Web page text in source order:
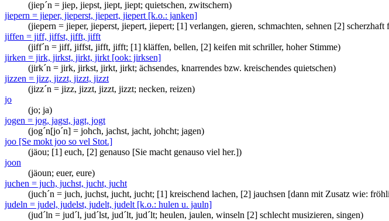
(jiep´n = jiep, jiepst, jiept, jiept; quietschen, zwitschern)
jiepern = jieper, jieperst, jiepert, jiepert [k.o.: janken]
(jiepern = jieper, jieperst, jiepert, jiepert; [1] verlangen, gieren, schmachten, sehnen [2]
jiffen = jiff, jiffst, jifft, jifft
(jiff´n = jiff, jiffst, jifft, jifft; [1] kläffen, bellen, [2] keifen mit schriller, hoher Stimme)
jirken = jirk, jirkst, jirkt, jirkt [ook: jirksen]
(jirk´n = jirk, jirkst, jirkt, jirkt; ächsendes, knarrendes bzw. kreischendes quietschen)
jizzen = jizz, jizzt, jizzt, jizzt
(jizz´n = jizz, jizzt, jizzt, jizzt; necken, reizen)
jo
(jo; ja)
jogen = jog, jagst, jagt, jogt
(jog´n[jo´n] = johch, jachst, jacht, johcht; jagen)
joo [Se mokt joo so vel Stot.]
(jäou; [1] euch, [2] genauso [Sie macht genauso viel her.])
joon
(jäoun; euer, eure)
juchen = juch, juchst, jucht, jucht
(juch´n = juch, juchst, jucht, jucht; [1] kreischend lachen, [2] jauchsen [dann mit Zusatz wie:
judeln = judel, judelst, judelt, judelt [k.o.: hulen u. jauln]
(jud´ln = jud´l, jud´lst, jud´lt, jud´lt; heulen, jaulen, winseln [2] schlecht musizieren, singen)